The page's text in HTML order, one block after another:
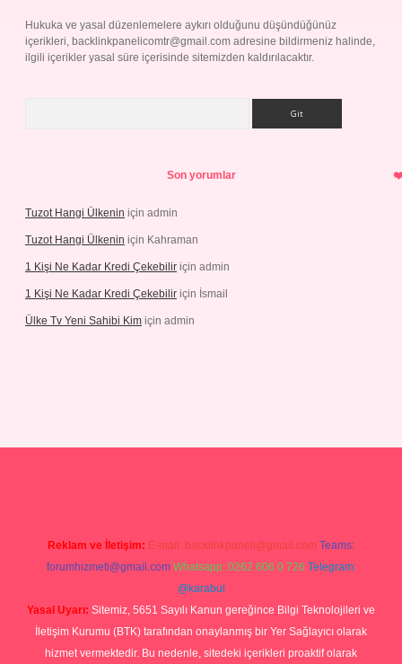
Hukuka ve yasal düzenlemelere aykırı olduğunu düşündüğünüz
içerikleri, backlinkpanelicomtr@gmail.com adresine bildirmeniz halinde,
ilgili içerikler yasal süre içerisinde sitemizden kaldırılacaktır.
Son yorumlar
Tuzot Hangi Ülkenin için admin
Tuzot Hangi Ülkenin için Kahraman
1 Kişi Ne Kadar Kredi Çekebilir için admin
1 Kişi Ne Kadar Kredi Çekebilir için İsmail
Ülke Tv Yeni Sahibi Kim için admin
Reklam ve İletişim: E-mail: backlinkpaneli@gmail.com Teams:
forumhizmeti@gmail.com Whatsapp: 0262 606 0 726 Telegram:
@karabul
Yasal Uyarı: Sitemiz, 5651 Sayılı Kanun gereğince Bilgi Teknolojileri ve
İletişim Kurumu (BTK) tarafından onaylanmış bir Yer Sağlayıcı olarak
hizmet vermektedir. Bu nedenle, sitedeki içerikleri proaktif olarak